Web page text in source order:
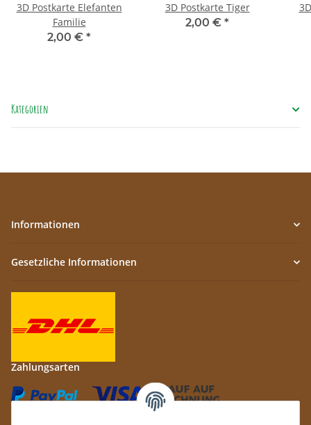
3D Postkarte Elefanten
Familie
2,00 € *
3D Postkarte Tiger
2,00 € *
Kategorien
Informationen
Gesetzliche Informationen
Zahlungsarten